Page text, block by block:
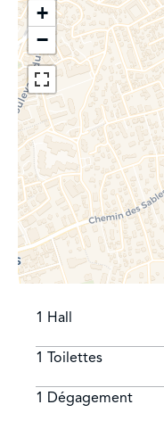
+
−
1 Hall
1 Toilettes
1 Dégagement